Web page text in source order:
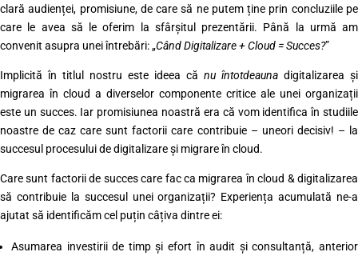
clară audienței, promisiune, de care să ne putem ține prin concluziile pe
care le avea să le oferim la sfârșitul prezentării. Până la urmă am
convenit asupra unei întrebări: „Când Digitalizare + Cloud = Succes?”
Implicită în titlul nostru este ideea că nu întotdeauna digitalizarea și
migrarea în cloud a diverselor componente critice ale unei organizații
este un succes. Iar promisiunea noastră era că vom identifica în studiile
noastre de caz care sunt factorii care contribuie – uneori decisiv! – la
succesul procesului de digitalizare și migrare în cloud.
Care sunt factorii de succes care fac ca migrarea în cloud & digitalizarea
să contribuie la succesul unei organizații? Experiența acumulată ne-a
ajutat să identificăm cel puțin câțiva dintre ei:
Asumarea investirii de timp și efort în audit și consultanță, anterior